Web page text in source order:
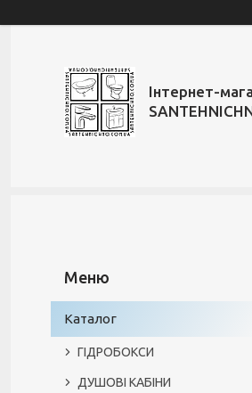
Інтернет-
Каталог
ГІДРОБОКСИ
ДУШОВІ КАБІНИ